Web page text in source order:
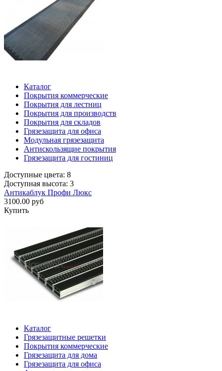
Каталог
Покрытия коммерческие
Покрытия для лестниц
Покрытия для производств
Покрытия для складов
Грязезащита для офиса
Модульная грязезащита
Антискользящие покрытия
Грязезащита для гостиниц
Доступные цвета: 8
Доступная высота: 3
Антикаблук Профи Люкс
3100.00 руб
Купить
Каталог
Грязезащитные решетки
Покрытия коммерческие
Грязезащита для дома
Грязезащита для офиса